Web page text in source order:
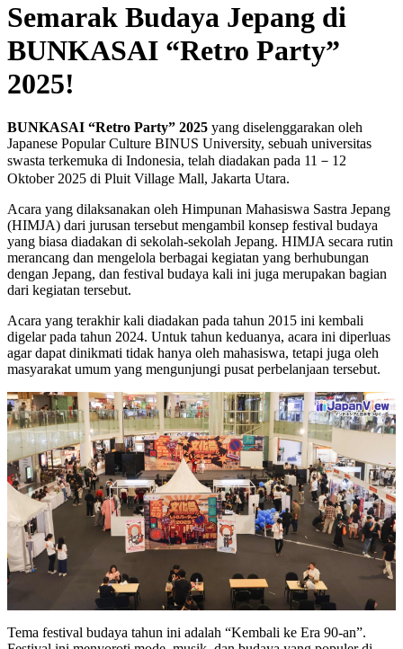
Semarak Budaya Jepang di
BUNKASAI “Retro Party”
2025!
BUNKASAI “Retro Party” 2025 yang diselenggarakan oleh
Japanese Popular Culture BINUS University, sebuah universitas
swasta terkemuka di Indonesia, telah diadakan pada 11－12
Oktober 2025 di Pluit Village Mall, Jakarta Utara.
Acara yang dilaksanakan oleh Himpunan Mahasiswa Sastra Jepang
(HIMJA) dari jurusan tersebut mengambil konsep festival budaya
yang biasa diadakan di sekolah-sekolah Jepang. HIMJA secara rutin
merancang dan mengelola berbagai kegiatan yang berhubungan
dengan Jepang, dan festival budaya kali ini juga merupakan bagian
dari kegiatan tersebut.
Acara yang terakhir kali diadakan pada tahun 2015 ini kembali
digelar pada tahun 2024. Untuk tahun keduanya, acara ini diperluas
agar dapat dinikmati tidak hanya oleh mahasiswa, tetapi juga oleh
masyarakat umum yang mengunjungi pusat perbelanjaan tersebut.
Tema festival budaya tahun ini adalah “Kembali ke Era 90-an”.